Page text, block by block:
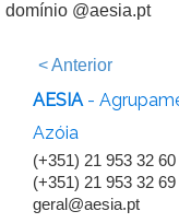
domínio @aesia.pt
<Anterior
AESIA-
Azóia
(+351) 21 953 32 60
(+351) 21 953 32 69
geral@aesia.pt